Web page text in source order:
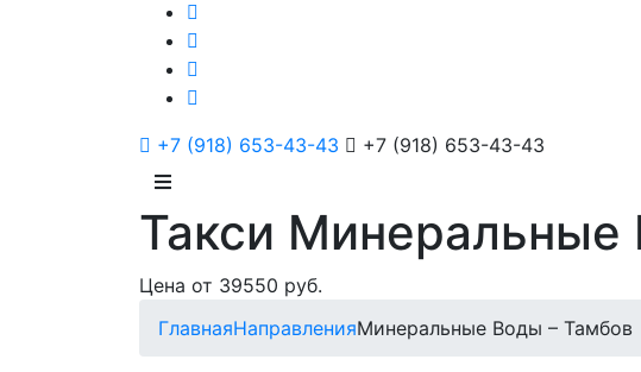
+7 (918) 653-43-43 +7 (918) 653-43-43
Такси Минеральные
Цена от 39550 руб.
ГлавнаяНаправленияМинеральные Воды – Тамбов